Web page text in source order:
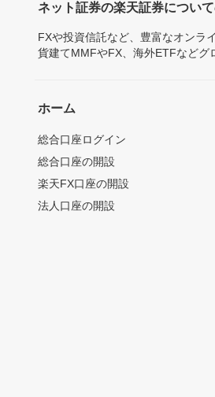
ネット証券の楽天証券につい
FXや投資信託など、豊富なオンラ
貨建てMMFやFX、海外ETFなどグ
ホーム
総合口座ログイン
総合口座の開設
楽天FX口座の開設
法人口座の開設